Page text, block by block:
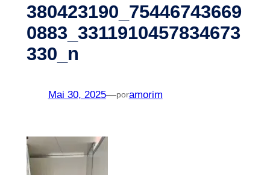
380423190_75446743669
0883_3311910457834673
330_n
Mai 30, 2025—poramorim